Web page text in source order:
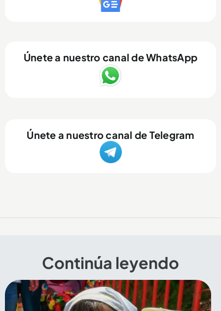
Únete a nuestro canal de WhatsApp
Únete a nuestro canal de Telegram
Continúa leyendo